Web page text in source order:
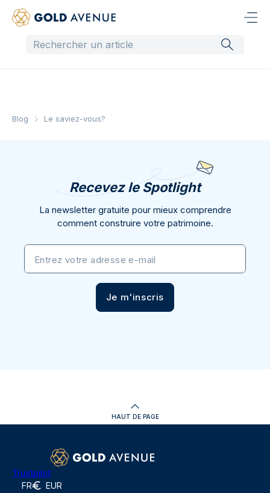
Blog Le saviez-vous?
Recevez le Spotlight
La newsletter gratuite pour mieux comprendre
comment construire votre patrimoine.
Entrez votre adresse e-mail
Je m'inscris
HAUT DE PAGE
Trustpilot
FR EUR